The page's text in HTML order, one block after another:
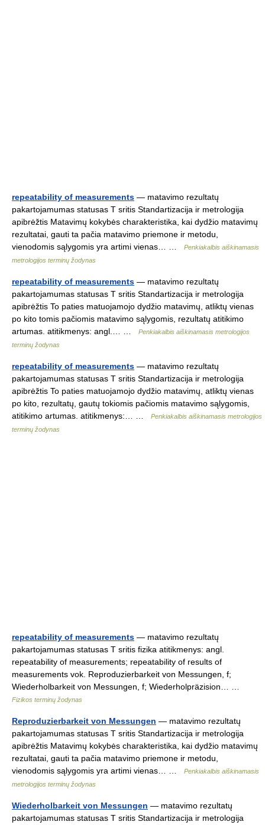
repeatability of measurements — matavimo rezultatų
pakartojamumas statusas T sritis Standartizacija ir metrologija
apibrėžtis Matavimų kokybės charakteristika, kai dydžio matavimų
rezultatai, gauti ta pačia matavimo priemone ir metodu,
vienodomis sąlygomis yra artimi vienas… …
Penkiakalbis aiškinamasis
metrologijos terminų žodynas
repeatability of measurements — matavimo rezultatų
pakartojamumas statusas T sritis Standartizacija ir metrologija
apibrėžtis To paties matuojamojo dydžio matavimų, atliktų vienas
po kito tomis pačiomis matavimo sąlygomis, rezultatų atitikimo
artumas. atitikmenys: angl.… …
Penkiakalbis aiškinamasis metrologijos
terminų žodynas
repeatability of measurements — matavimo rezultatų
pakartojamumas statusas T sritis Standartizacija ir metrologija
apibrėžtis To paties matuojamojo dydžio matavimų, atliktų vienas
po kito, rezultatų, gautų tokiomis pačiomis matavimo sąlygomis,
atitikimo artumas. atitikmenys:… …
Penkiakalbis aiškinamasis metrologijos
terminų žodynas
repeatability of measurements — matavimo rezultatų
pakartojamumas statusas T sritis fizika atitikmenys: angl.
repeatability of measurements; repeatability of results of
measurements vok. Reproduzierbarkeit von Messungen, f;
Wiederholbarkeit von Messungen, f; Wiederholpräzision… …
Fizikos terminų žodynas
Reproduzierbarkeit von Messungen — matavimo rezultatų
pakartojamumas statusas T sritis Standartizacija ir metrologija
apibrėžtis Matavimų kokybės charakteristika, kai dydžio matavimų
rezultatai, gauti ta pačia matavimo priemone ir metodu,
vienodomis sąlygomis yra artimi vienas… …
Penkiakalbis aiškinamasis
metrologijos terminų žodynas
Wiederholbarkeit von Messungen — matavimo rezultatų
pakartojamumas statusas T sritis Standartizacija ir metrologija